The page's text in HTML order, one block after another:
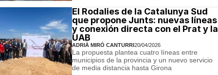
El Rodalies de la Catalunya Sud
que propone Junts: nuevas líneas
y conexión directa con el Prat y la
UAB
ADRIÀ MIRÓ CANTURRI 20/04/2026
La propuesta plantea cuatro líneas entre
municipios de la provincia y un nuevo servicio
de media distancia hasta Girona